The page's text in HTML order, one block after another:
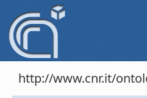
http://www.cnr.it/